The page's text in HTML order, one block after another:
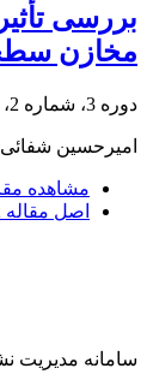
بررسی
مخازن
دوره 3، شماره 2، 1392، صفحه
امیرحسین
مشاهده
اصل مقاله
سامانه مدیریت